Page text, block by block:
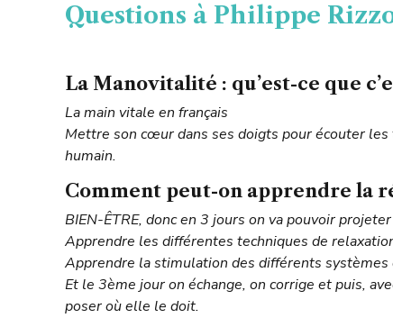
Questions à Philippe
La Manovitalité : qu’est-ce que
La main vitale en français
Mettre son cœur dans ses doigts pour écouter les
humain.
Comment peut-on apprendre la
BIEN-ÊTRE, donc en 3 jours on va pouvoir
Apprendre les différentes techniques de
Apprendre la stimulation des différents systèmes
Et le 3ème jour on échange, on corrige et puis,
poser où elle le doit.